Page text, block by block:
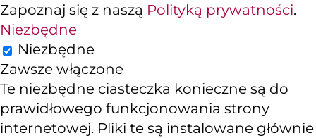
Zapoznaj się z naszą Polityką prywatności.
Niezbędne
Niezbędne
Zawsze włączone
Te niezbędne ciasteczka konieczne są do
prawidłowego funkcjonowania strony
internetowej. Pliki te są instalowane głównie